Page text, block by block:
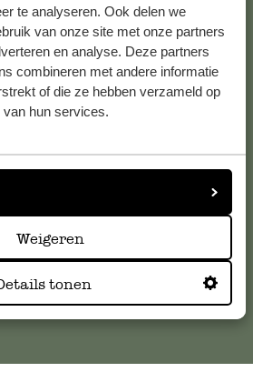
te analyseren. Ook delen we
van onze site met onze partners
en analyse. Deze partners
combineren met andere informatie
of die ze hebben verzameld op
hun services.
Weigeren
tonen
de conseil ou d’aide,
les plus fréquemment posées.